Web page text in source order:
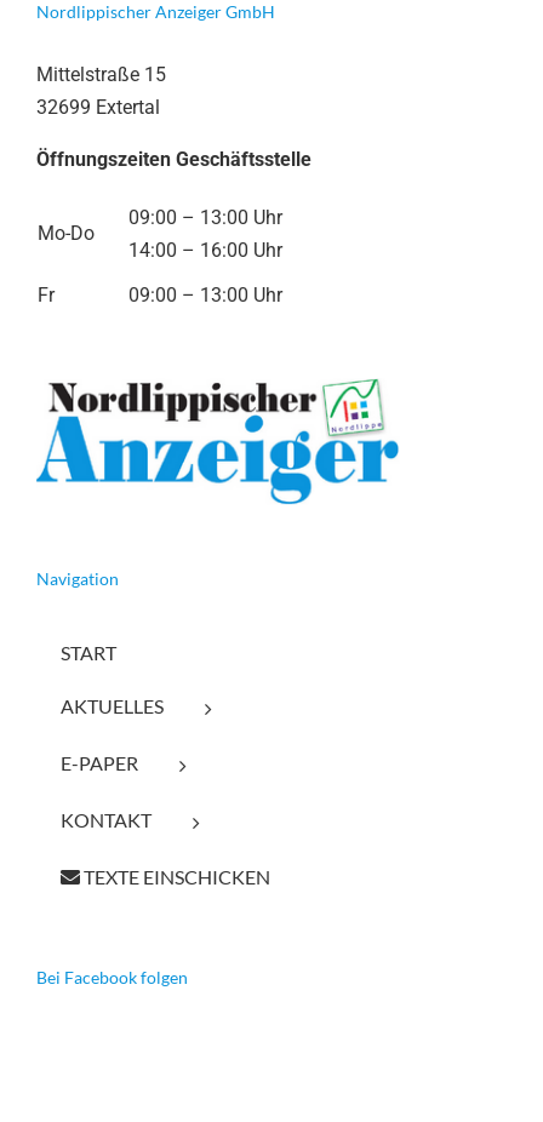
Nordlippischer Anzeiger GmbH
Mittelstraße 15
32699 Extertal
Öffnungszeiten Geschäftsstelle
Mo-Do
09:00 – 13:00 Uhr
14:00 – 16:00 Uhr
Fr
09:00 – 13:00 Uhr
Navigation
START
AKTUELLES
E-PAPER
KONTAKT
TEXTE EINSCHICKEN
Bei Facebook folgen